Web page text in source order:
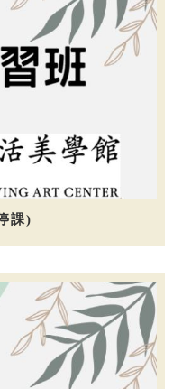
課)